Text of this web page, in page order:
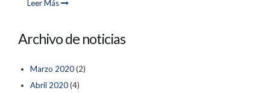
Leer Más
Archivo de noticias
Marzo 2020(2)
Abril 2020(4)